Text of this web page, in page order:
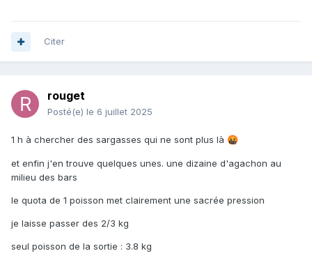
Citer
rouget
Posté(e) le 6 juillet 2025
1 h à chercher des sargasses qui ne sont plus là 🤬
et enfin j'en trouve quelques unes. une dizaine d'agachon au
milieu des bars
le quota de 1 poisson met clairement une sacrée pression
je laisse passer des 2/3 kg
seul poisson de la sortie : 3.8 kg